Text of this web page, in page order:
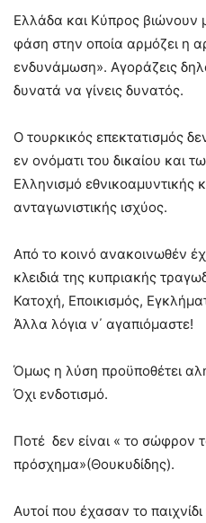
Ελλάδα και Κύπρος βιώνουν
φάση στην οποία αρμόζει η
ενδυνάμωση». Αγοράζεις
δυνατά να γίνεις δυνατός.
Ο τουρκικός επεκτατισμός
εν ονόματι του δικαίου και
Ελληνισμό εθνικοαμυντικής
ανταγωνιστικής ισχύος.
Από το κοινό ανακοινωθέν
κλειδιά της κυπριακής
Κατοχή, Εποικισμός,
Άλλα λόγια ν΄ αγαπιόμαστε!
Όμως η λύση προϋποθέτει
Όχι ενδοτισμό.
Ποτέ δεν είναι « το σώφρον
πρόσχημα»(Θουκυδίδης).
Αυτοί που έχασαν το